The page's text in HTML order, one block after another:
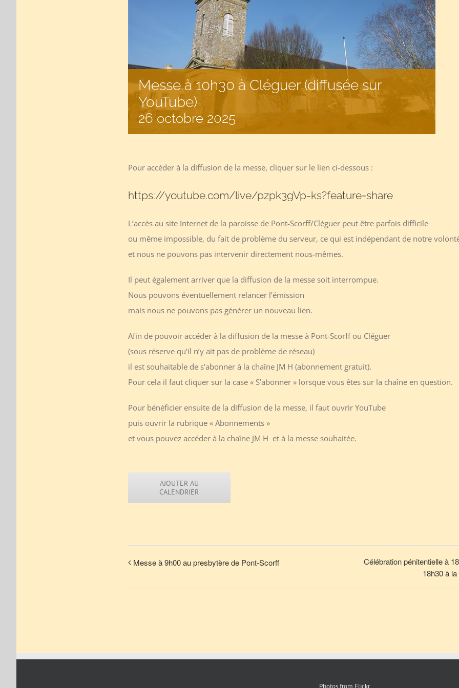
Messe à 10h30 à Cléguer (diffusée sur
YouTube)
26 octobre 2025
Pour accéder à la diffusion de la messe, cliquer sur le lien ci-dessous :
https://youtube.com/live/pzpk3gVp-ks?feature=share
L’accès au site Internet de la paroisse de Pont-Scorff/Cléguer peut être parfois difficile
ou même impossible, du fait de problème du serveur, ce qui est indépendant de notre
et nous ne pouvons pas intervenir directement nous-mêmes.
Il peut également arriver que la diffusion de la messe soit interrompue.
Nous pouvons éventuellement relancer l’émission
mais nous ne pouvons pas générer un nouveau lien.
Afin de pouvoir accéder à la diffusion de la messe à Pont-Scorff ou Cléguer
(sous réserve qu’il n’y ait pas de problème de réseau)
il est souhaitable de s’abonner à la chaîne JM H (abonnement gratuit).
Pour cela il faut cliquer sur la case « S’abonner » lorsque vous êtes sur la chaîne en question.
Pour bénéficier ensuite de la diffusion de la messe, il faut ouvrir YouTube
puis ouvrir la rubrique « Abonnements »
et vous pouvez accéder à la chaîne JM H et à la messe souhaitée.
AJOUTER AU
CALENDRIER
Messe à 9h00 au presbytère de Pont-Scorff
Célébration pénitentielle à
18h30 à
Photos from Flickr